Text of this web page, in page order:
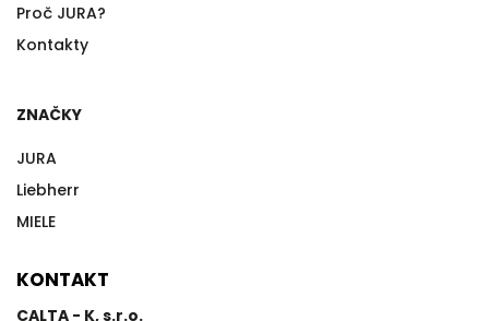
Proč JURA?
Kontakty
ZNAČKY
JURA
Liebherr
MIELE
KONTAKT
CALTA - K, s.r.o.